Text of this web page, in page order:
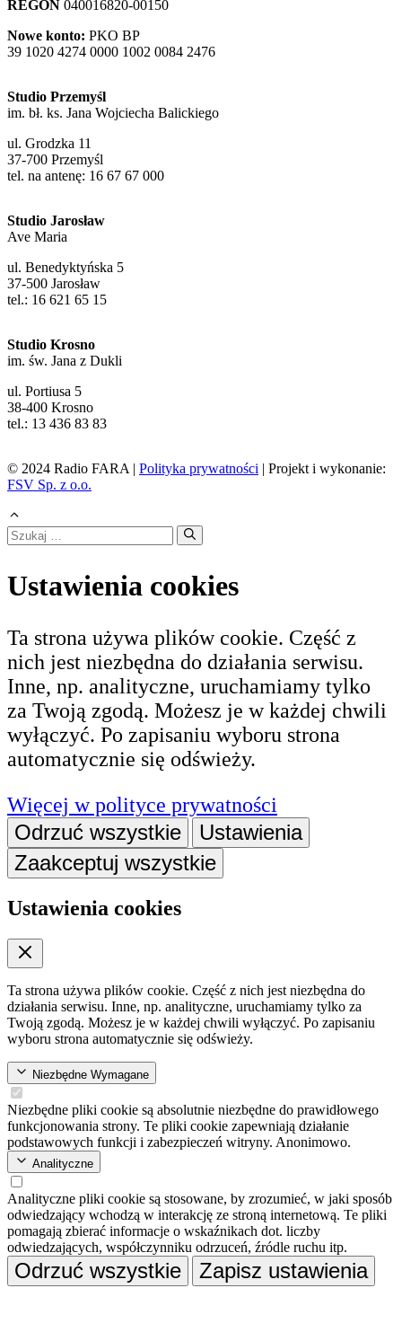
REGON 040016820-00150
Nowe konto: PKO BP
39 1020 4274 0000 1002 0084 2476
Studio Przemyśl
im. bł. ks. Jana Wojciecha Balickiego
ul. Grodzka 11
37-700 Przemyśl
tel. na antenę: 16 67 67 000
Studio Jarosław
Ave Maria
ul. Benedyktyńska 5
37-500 Jarosław
tel.: 16 621 65 15
Studio Krosno
im. św. Jana z Dukli
ul. Portiusa 5
38-400 Krosno
tel.: 13 436 83 83
© 2024 Radio FARA | Polityka prywatności | Projekt i wykonanie:
FSV Sp. z o.o.
Szukaj:
Ustawienia cookies
Ta strona używa plików cookie. Część z
nich jest niezbędna do działania serwisu.
Inne, np. analityczne, uruchamiamy tylko
za Twoją zgodą. Możesz je w każdej chwili
wyłączyć. Po zapisaniu wyboru strona
automatycznie się odświeży.
Więcej w polityce prywatności
się
w
Odrzuć wszystkie
Ustawienia
Zaakceptuj wszystkie
Ustawienia cookies
Ta strona używa plików cookie. Część z nich jest niezbędna do
działania serwisu. Inne, np. analityczne, uruchamiamy tylko za
Twoją zgodą. Możesz je w każdej chwili wyłączyć. Po zapisaniu
wyboru strona automatycznie się odświeży.
Niezbędne Wymagane
Niezbędne pliki cookie są absolutnie niezbędne do prawidłowego
funkcjonowania strony. Te pliki cookie zapewniają działanie
podstawowych funkcji i zabezpieczeń witryny. Anonimowo.
Analityczne
Analityczne pliki cookie są stosowane, by zrozumieć, w jaki sposób
odwiedzający wchodzą w interakcję ze stroną internetową. Te pliki
pomagają zbierać informacje o wskaźnikach dot. liczby
odwiedzających, współczynniku odrzuceń, źródle ruchu itp.
Odrzuć wszystkie Zapisz ustawienia